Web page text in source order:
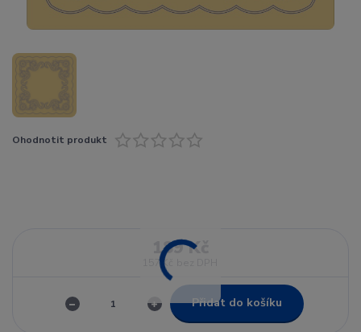
Ohodnotit produkt
189 Kč
157 Kč
Přidat do košíku